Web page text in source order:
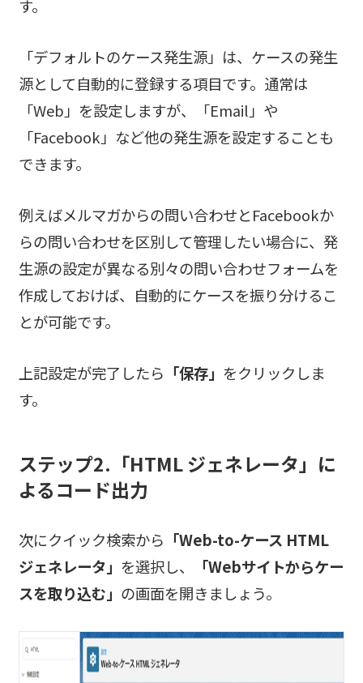
す。
「デフォルトのケース発生源」は、ケースの発生
源として自動的に登録する項目です。通常は
「Web」を設定しますが、「Email」や
「Facebook」など他の発生源を設定することも
できます。
例えばメルマガからの問い合わせとFacebookか
らの問い合わせを区別して管理したい場合に、発
生源の設定が異なる別々の問い合わせフォームを
作成しておけば、自動的にケースを振り分けるこ
とが可能です。
上記設定が完了したら 「保存」 をクリックしま
す。
ステップ2.「HTML ジェネレータ」に
よるコード出力
次にクイック検索から 「Web-to-ケース HTML
ジェネレータ」 を選択し、
「Webサイトからケー
スを取り込む」 の画面を開きましょう。